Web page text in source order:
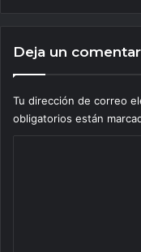
Deja un
Tu dirección de correo
obligatorios están